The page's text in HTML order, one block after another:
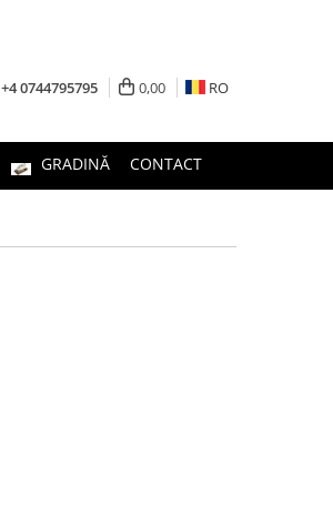
+4 0744795795 0,00 RO
GRADINĂ CONTACT